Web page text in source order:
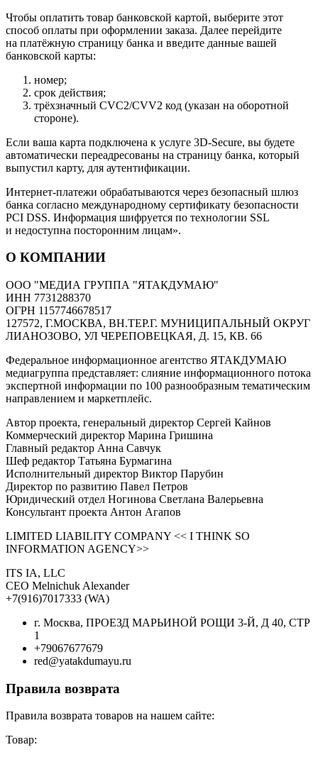
Чтобы оплатить товар банковской картой, выберите этот
способ оплаты при оформлении заказа. Далее перейдите
на платёжную страницу банка и введите данные вашей
банковской карты:
номер;
срок действия;
трёхзначный CVC2/CVV2 код (указан на оборотной
стороне).
Если ваша карта подключена к услуге 3D-Secure, вы будете
автоматически переадресованы на страницу банка, который
выпустил карту, для аутентификации.
Интернет-платежи обрабатываются через безопасный шлюз
банка согласно международному сертификату безопасности
PCI DSS. Информация шифруется по технологии SSL
и недоступна посторонним лицам».
О КОМПАНИИ
ООО "МЕДИА ГРУППА "ЯТАКДУМАЮ"
ИНН 7731288370
ОГРН 1157746678517
127572, Г.МОСКВА, ВН.ТЕР.Г. МУНИЦИПАЛЬНЫЙ ОКРУГ
ЛИАНОЗОВО, УЛ ЧЕРЕПОВЕЦКАЯ, Д. 15, КВ. 66
Федеральное информационное агентство ЯТАКДУМАЮ
медиагруппа представляет: слияние информационного потока
экспертной информации по 100 разнообразным тематическим
направлением и маркетплейс.
Автор проекта, генеральный директор Сергей Кайнов
Коммерческий директор Марина Гришина
Главный редактор Анна Савчук
Шеф редактор Татьяна Бурмагина
Исполнительный директор Виктор Парубин
Директор по развитию Павел Петров
Юридический отдел Ногинова Светлана Валерьевна
Консультант проекта Антон Агапов
LIMITED LIABILITY COMPANY << I THINK SO
INFORMATION AGENCY>>
ITS IA, LLC
CEO Melnichuk Alexander
+7(916)7017333 (WA)
г. Москва, ПРОЕЗД МАРЬИНОЙ РОЩИ 3-Й, Д 40, СТР
1
+79067677679
red@yatakdumayu.ru
Правила возврата
Правила возврата товаров на нашем сайте:
Товар: